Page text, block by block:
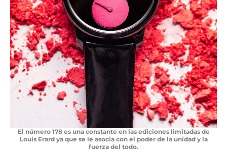
El número 178 es una constante en las ediciones limitadas de
Louis Erard ya que se le asocia con el poder de la unidad y la
fuerza del todo.